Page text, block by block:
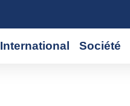
International Société